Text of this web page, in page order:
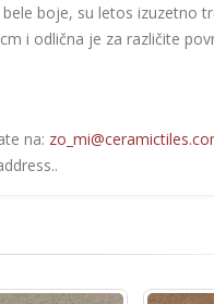
boje, su letos izuzetno
i odlična je za različite
na: